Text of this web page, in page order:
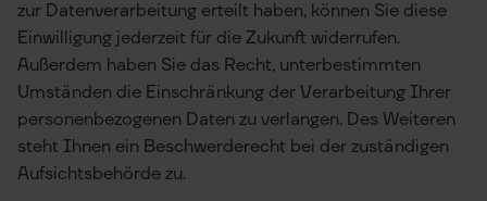
zur Datenverarbeitung erteilt haben, können Sie diese
Einwilligung jederzeit für die Zukunft widerrufen.
Außerdem haben Sie das Recht, unterbestimmten
Umständen die Einschränkung der Verarbeitung Ihrer
personenbezogenen Daten zu verlangen. Des Weiteren
steht Ihnen ein Beschwerderecht bei der zuständigen
Aufsichtsbehörde zu.